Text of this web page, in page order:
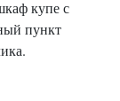
купе с
пункт